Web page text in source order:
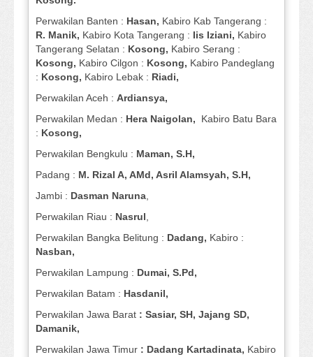
Perwakilan Banten : Hasan, Kabiro Kab Tangerang :
R. Manik, Kabiro Kota Tangerang : Iis Iziani, Kabiro
Tangerang Selatan : Kosong, Kabiro Serang :
Kosong, Kabiro Cilgon : Kosong, Kabiro Pandeglang
: Kosong, Kabiro Lebak : Riadi,
Perwakilan Aceh : Ardiansya,
Perwakilan Medan : Hera Naigolan, Kabiro Batu Bara
: Kosong,
Perwakilan Bengkulu : Maman, S.H,
Padang : M. Rizal A, AMd, Asril Alamsyah, S.H,
Jambi : Dasman Naruna,
Perwakilan Riau : Nasrul,
Perwakilan Bangka Belitung : Dadang, Kabiro :
Nasban,
Perwakilan Lampung : Dumai, S.Pd,
Perwakilan Batam : Hasdanil,
Perwakilan Jawa Barat : Sasiar, SH, Jajang SD,
Damanik,
Perwakilan Jawa Timur : Dadang Kartadinata, Kabiro